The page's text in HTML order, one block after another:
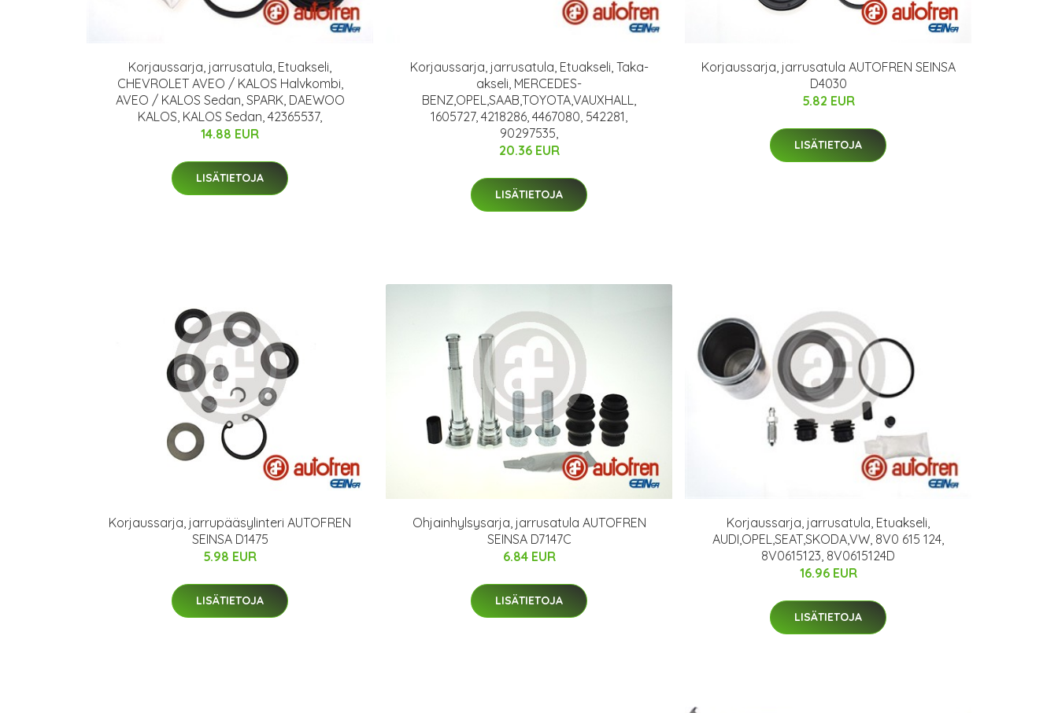
Korjaussarja, jarrusatula, Etuakseli,
CHEVROLET AVEO / KALOS Halvkombi,
AVEO / KALOS Sedan, SPARK, DAEWOO
KALOS, KALOS Sedan, 42365537,
14.88 EUR
LISÄTIETOJA
Korjaussarja, jarrusatula, Etuakseli, Taka-
akseli, MERCEDES-
BENZ,OPEL,SAAB,TOYOTA,VAUXHALL,
1605727, 4218286, 4467080, 542281,
90297535,
20.36 EUR
LISÄTIETOJA
Korjaussarja, jarrusatula AUTOFREN SEINSA
D4030
5.82 EUR
LISÄTIETOJA
Korjaussarja, jarrupääsylinteri AUTOFREN
SEINSA D1475
5.98 EUR
LISÄTIETOJA
Ohjainhylsysarja, jarrusatula AUTOFREN
SEINSA D7147C
6.84 EUR
LISÄTIETOJA
Korjaussarja, jarrusatula, Etuakseli,
AUDI,OPEL,SEAT,SKODA,VW, 8V0 615 124,
8V0615123, 8V0615124D
16.96 EUR
LISÄTIETOJA